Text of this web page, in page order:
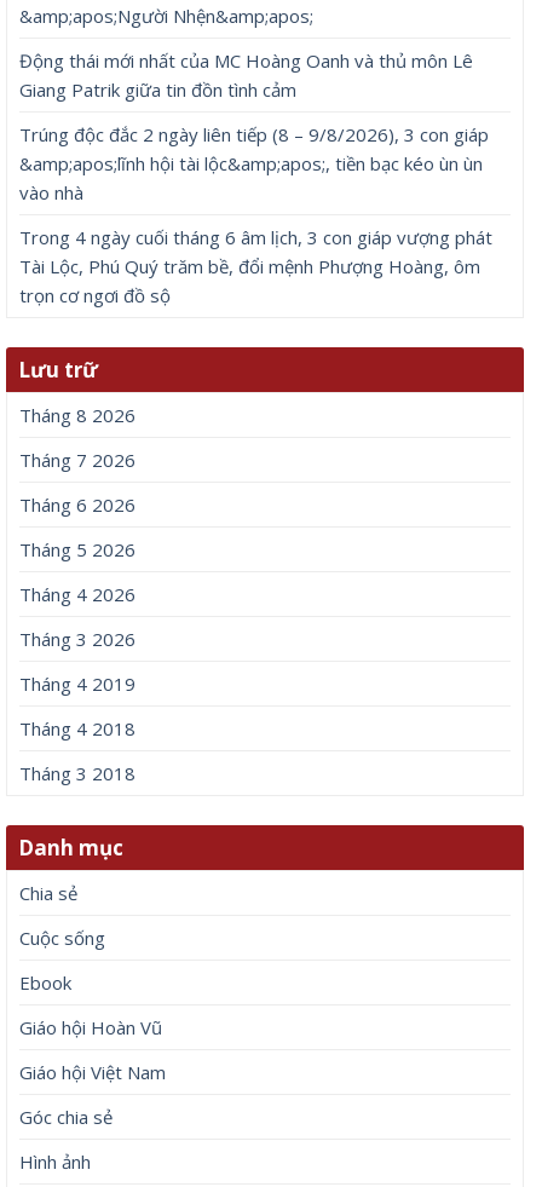
&amp;apos;Người Nhện&amp;apos;
Động thái mới nhất của MC Hoàng Oanh và thủ môn Lê
Giang Patrik giữa tin đồn tình cảm
Trúng độc đắc 2 ngày liên tiếp (8 – 9/8/2026), 3 con giáp
&amp;apos;lĩnh hội tài lộc&amp;apos;, tiền bạc kéo ùn ùn
vào nhà
Trong 4 ngày cuối tháng 6 âm lịch, 3 con giáp vượng phát
Tài Lộc, Phú Quý trăm bề, đổi mệnh Phượng Hoàng, ôm
trọn cơ ngơi đồ sộ
Lưu trữ
Tháng 8 2026
Tháng 7 2026
Tháng 6 2026
Tháng 5 2026
Tháng 4 2026
Tháng 3 2026
Tháng 4 2019
Tháng 4 2018
Tháng 3 2018
Danh mục
Chia sẻ
Cuộc sống
Ebook
Giáo hội Hoàn Vũ
Giáo hội Việt Nam
Góc chia sẻ
Hình ảnh